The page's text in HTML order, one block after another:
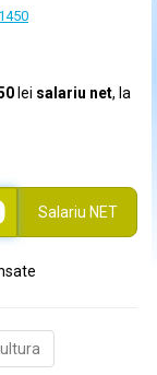
lei salariu net, la
Salariu NET